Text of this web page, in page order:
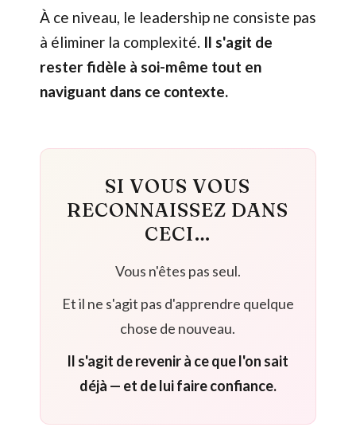
À ce niveau, le leadership ne consiste pas
à éliminer la complexité. Il s'agit de
rester fidèle à soi-même tout en
naviguant dans ce contexte.
SI VOUS VOUS
RECONNAISSEZ DANS
CECI…
Vous n'êtes pas seul.
Et il ne s'agit pas d'apprendre quelque
chose de nouveau.
Il s'agit de revenir à ce que l'on sait
déjà — et de lui faire confiance.